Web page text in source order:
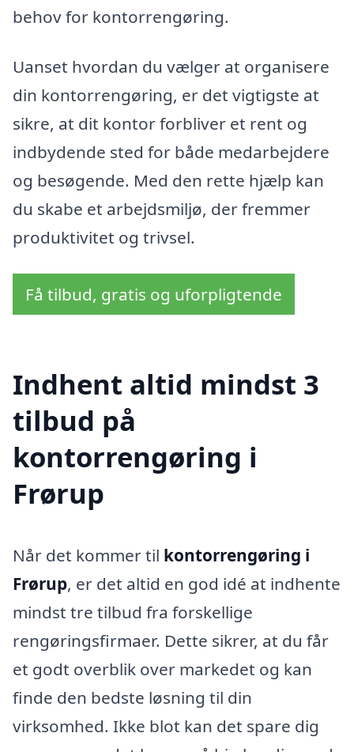
behov for kontorrengøring.
Uanset hvordan du vælger at organisere
din kontorrengøring, er det vigtigste at
sikre, at dit kontor forbliver et rent og
indbydende sted for både medarbejdere
og besøgende. Med den rette hjælp kan
du skabe et arbejdsmiljø, der fremmer
produktivitet og trivsel.
Få tilbud, gratis og uforpligtende
Indhent altid mindst 3
tilbud på
kontorrengøring i
Frørup
Når det kommer til kontorrengøring i
Frørup, er det altid en god idé at indhente
mindst tre tilbud fra forskellige
rengøringsfirmaer. Dette sikrer, at du får
et godt overblik over markedet og kan
finde den bedste løsning til din
virksomhed. Ikke blot kan det spare dig